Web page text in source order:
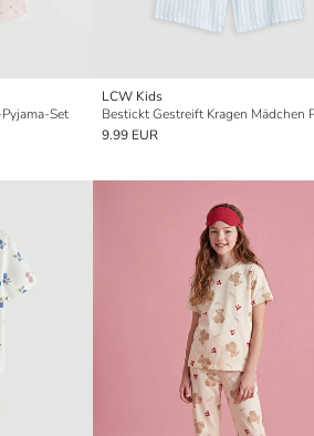
Set
LCW Kids
9.99 EUR